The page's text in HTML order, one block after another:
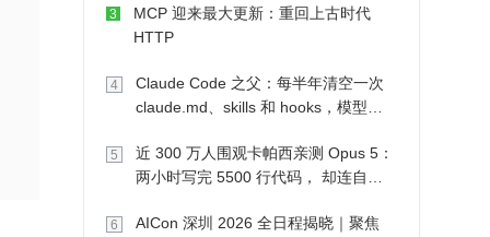
3
MCP 迎来最大更新：重回上古时代
HTTP
4
Claude Code 之父：每半年清空一次
claude.md、skills 和 hooks，模型自
5
近 300 万人围观卡帕西亲测 Opus 5：
两小时写完 5500 行代码， 却连自己
6
AICon 深圳 2026 全日程揭晓｜聚焦